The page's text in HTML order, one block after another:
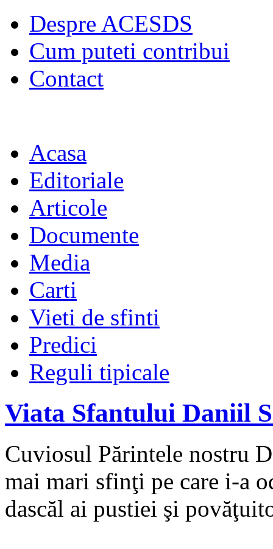
Despre ACESDS
Cum puteti contribui
Contact
Acasa
Editoriale
Articole
Documente
Media
Carti
Vieti de sfinti
Predici
Reguli tipicale
Viata Sfantului Daniil
Cuviosul Părintele nostru
mai mari sfinţi pe care i-a
dascăl ai pustiei şi